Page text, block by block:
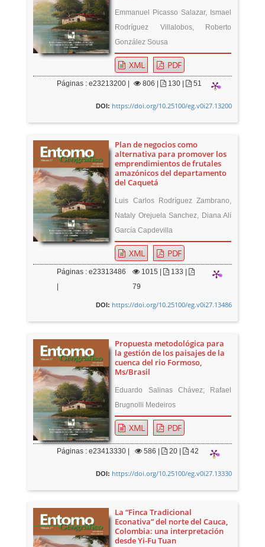
Emmanuel Picasso Salazar, Ismael
Rodríguez Villalobos, Roberto
González Sousa
XML PDF
Páginas : e23213200 | 806 130 | 51
DOI: https://doi.org/10.25100/eg.v0i27.13200
Plan de negocios como
alternativa para promover los
emprendimientos de frutales
amazónicos del departamento
del Caquetá
Luis Carlos Rodríguez Zambrano,
Nataly Orejuela Sanchez, Diana Alí
García Capdevilla
XML PDF
Páginas : e23313486
1015
133 |
79
DOI: https://doi.org/10.25100/eg.v0i27.13486
Propuesta metodológica para
la gestión de los paisajes de la
cuenca del rio Formoso,
Ms/Brasil
Eduardo Salinas Chávez; Rafael
Brugnolli Medeiros
XML PDF
Páginas : e23413330 | 586 20 | 42
DOI: https://doi.org/10.25100/eg.v0i27.13330
La “Finca Tradicional
Econativa” del norte del Cauca,
Colombia: una interpretación
desde Yi-Fu Tuan